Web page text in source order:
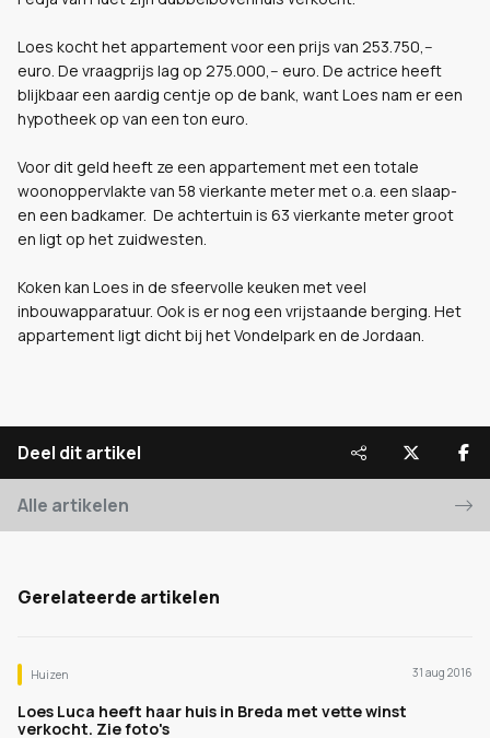
Loes kocht het appartement voor een prijs van 253.750,--
euro. De vraagprijs lag op 275.000,-- euro. De actrice heeft
blijkbaar een aardig centje op de bank, want Loes nam er een
hypotheek op van een ton euro.
Voor dit geld heeft ze een appartement met een totale
woonoppervlakte van 58 vierkante meter met o.a. een slaap-
en een badkamer. De achtertuin is 63 vierkante meter groot
en ligt op het zuidwesten.
Koken kan Loes in de sfeervolle keuken met veel
inbouwapparatuur. Ook is er nog een vrijstaande berging. Het
appartement ligt dicht bij het Vondelpark en de Jordaan.
Deel dit artikel
Alle artikelen
Gerelateerde artikelen
Huizen 31 aug 2016
Loes Luca heeft haar huis in Breda met vette winst
verkocht. Zie foto's